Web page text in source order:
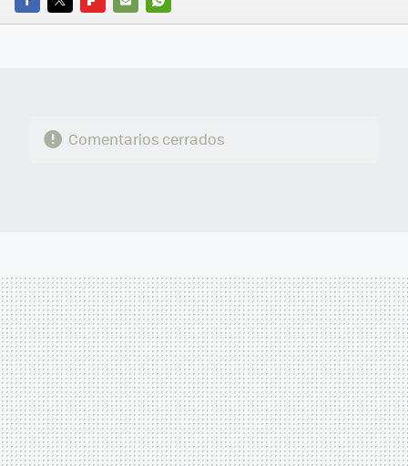
FACEBOOK
TWITTERFLIPBOARD
E-
WHATSAPP
Comentarios cerrados